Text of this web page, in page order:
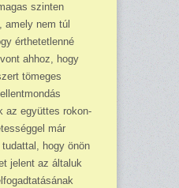
szinten
nem túl
érthetetlenné
ahhoz, hogy
tö­meges
az együttes rokon­
már
hogy önön
jelent az álta­luk